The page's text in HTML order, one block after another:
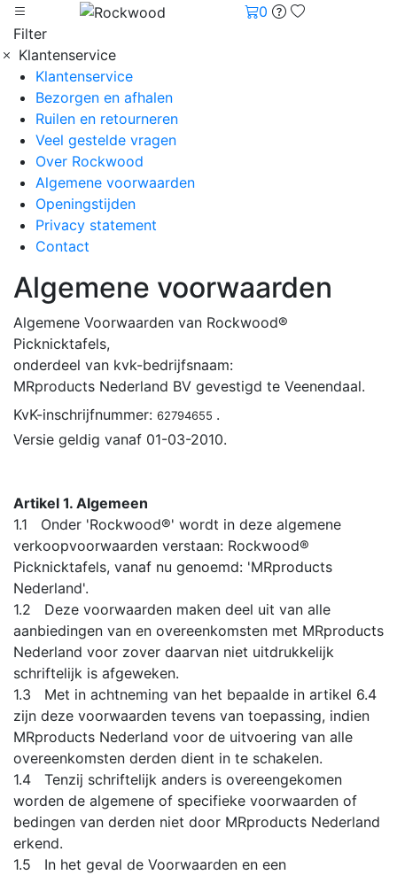
0
Filter
Klantenservice
Klantenservice
Bezorgen en afhalen
Ruilen en retourneren
Veel gestelde vragen
Over Rockwood
Algemene voorwaarden
Openingstijden
Privacy statement
Contact
Algemene voorwaarden
Algemene Voorwaarden van Rockwood®
Picknicktafels,
onderdeel van kvk-bedrijfsnaam:
MRproducts Nederland BV gevestigd te Veenendaal.
KvK-inschrijfnummer: 62794655 .
Versie geldig vanaf 01-03-2010.
Artikel 1. Algemeen
1.1 Onder 'Rockwood®' wordt in deze algemene
verkoopvoorwaarden verstaan: Rockwood®
Picknicktafels, vanaf nu genoemd: 'MRproducts
Nederland'.
1.2 Deze voorwaarden maken deel uit van alle
aanbiedingen van en overeenkomsten met MRproducts
Nederland voor zover daarvan niet uitdrukkelijk
schriftelijk is afgeweken.
1.3 Met in achtneming van het bepaalde in artikel 6.4
zijn deze voorwaarden tevens van toepassing, indien
MRproducts Nederland voor de uitvoering van alle
overeenkomsten derden dient in te schakelen.
1.4 Tenzij schriftelijk anders is overeengekomen
worden de algemene of specifieke voorwaarden of
bedingen van derden niet door MRproducts Nederland
erkend.
1.5 In het geval de Voorwaarden en een